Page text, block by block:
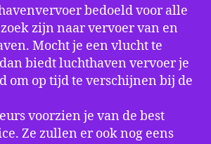
bedoeld voor alle
zijn naar vervoer van en
Mocht je een vlucht te
biedt luchthaven vervoer je
om op tijd te verschijnen bij de
voorzien je van de best
Ze zullen er ook nog eens